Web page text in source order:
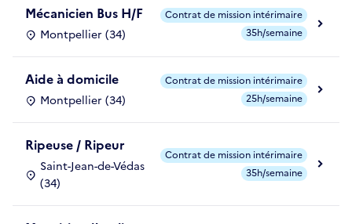
Mécanicien Bus H/F
Montpellier (34)
Contrat de mission intérimaire
35h/semaine
Aide à domicile
Montpellier (34)
Contrat de mission intérimaire
25h/semaine
Ripeuse / Ripeur
Saint-Jean-de-Védas
(34)
Contrat de mission intérimaire
35h/semaine